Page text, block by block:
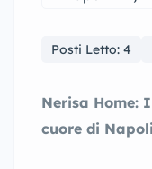
Posti Letto: 4
Nerisa Home:
cuore di Napoli